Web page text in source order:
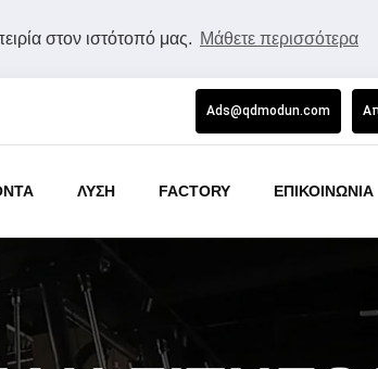
στον ιστότοπό μας. Μάθετε περισσότερα
Ads@qdmodun.com
ΛΥΣΗ FACTORY ΕΠΙΚΟΙΝΩΝΙΑ